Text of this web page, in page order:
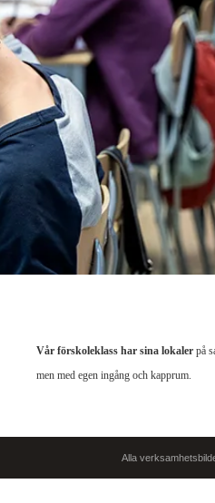
Vår förskoleklass har sina lokaler på
men med egen ingång och kapprum.
Alla